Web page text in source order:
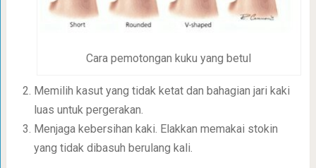
Cara pemotongan kuku yang betul
Memilih kasut yang tidak ketat dan bahagian jari kaki
luas untuk pergerakan.
Menjaga kebersihan kaki. Elakkan memakai stokin
yang tidak dibasuh berulang kali.